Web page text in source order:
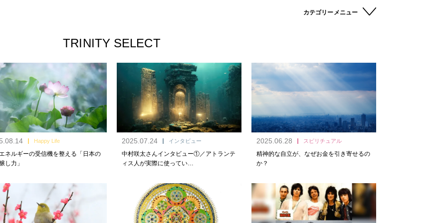
カテゴリーメニュー
TRINITY SELECT
Happy Life
ネルギーの受信機を整える「日本の
し力」
2025.07.24 インタビュー
中村咲太さんインタビュー①／アトランテ
ィス人が実際に使ってい…
2025.06.28 スピリチュアル
精神的な自立が、なぜお金を引き寄せるの
か？